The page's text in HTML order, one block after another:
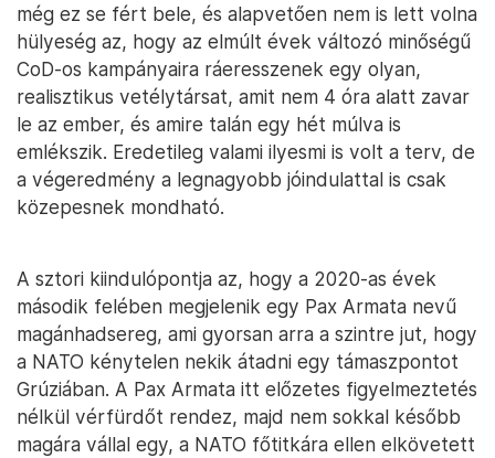
még ez se fért bele, és alapvetően nem is lett volna
hülyeség az, hogy az elmúlt évek változó minőségű
CoD-os kampányaira ráeresszenek egy olyan,
realisztikus vetélytársat, amit nem 4 óra alatt zavar
le az ember, és amire talán egy hét múlva is
emlékszik. Eredetileg valami ilyesmi is volt a terv, de
a végeredmény a legnagyobb jóindulattal is csak
közepesnek mondható.
A sztori kiindulópontja az, hogy a 2020-as évek
második felében megjelenik egy Pax Armata nevű
magánhadsereg, ami gyorsan arra a szintre jut, hogy
a NATO kénytelen nekik átadni egy támaszpontot
Grúziában. A Pax Armata itt előzetes figyelmeztetés
nélkül vérfürdőt rendez, majd nem sokkal később
magára vállal egy, a NATO főtitkára ellen elkövetett